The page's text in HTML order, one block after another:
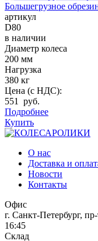
Большегрузное
артикул
D80
в наличии
Диаметр колеса
200 мм
Нагрузка
380 кг
Цена (с НДС):
551 руб.
Подробнее
Купить
О нас
Доставка и
Новости
Контакты
Офис
г. Санкт-Петербург,
16:45
Склад